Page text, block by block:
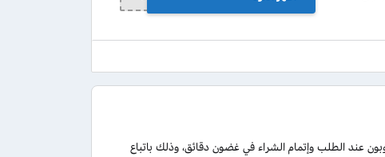
الطلب وإتمام الشراء في غضون دقائق، وذلك باتباع